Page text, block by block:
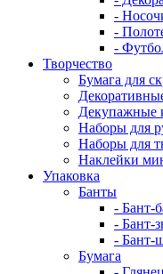
-
-
-
Творчество
Бумага для
Декупажные
Наборы для
Наборы для
Наклейки
Упаковка
Банты
- Бант-
- Бант-
- Бант-
Бумага